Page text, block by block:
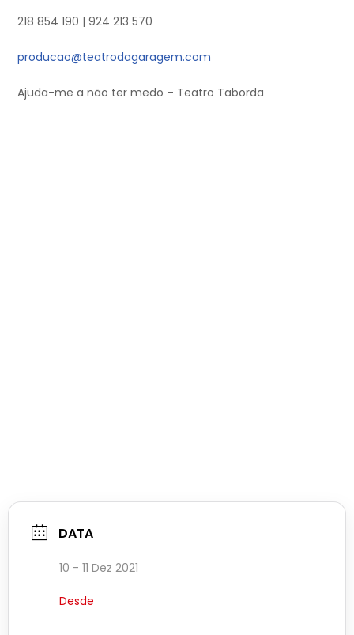
218 854 190 | 924 213 570
producao@teatrodagaragem.com
Ajuda-me a não ter medo – Teatro Taborda
DATA
10 - 11 Dez 2021
Desde